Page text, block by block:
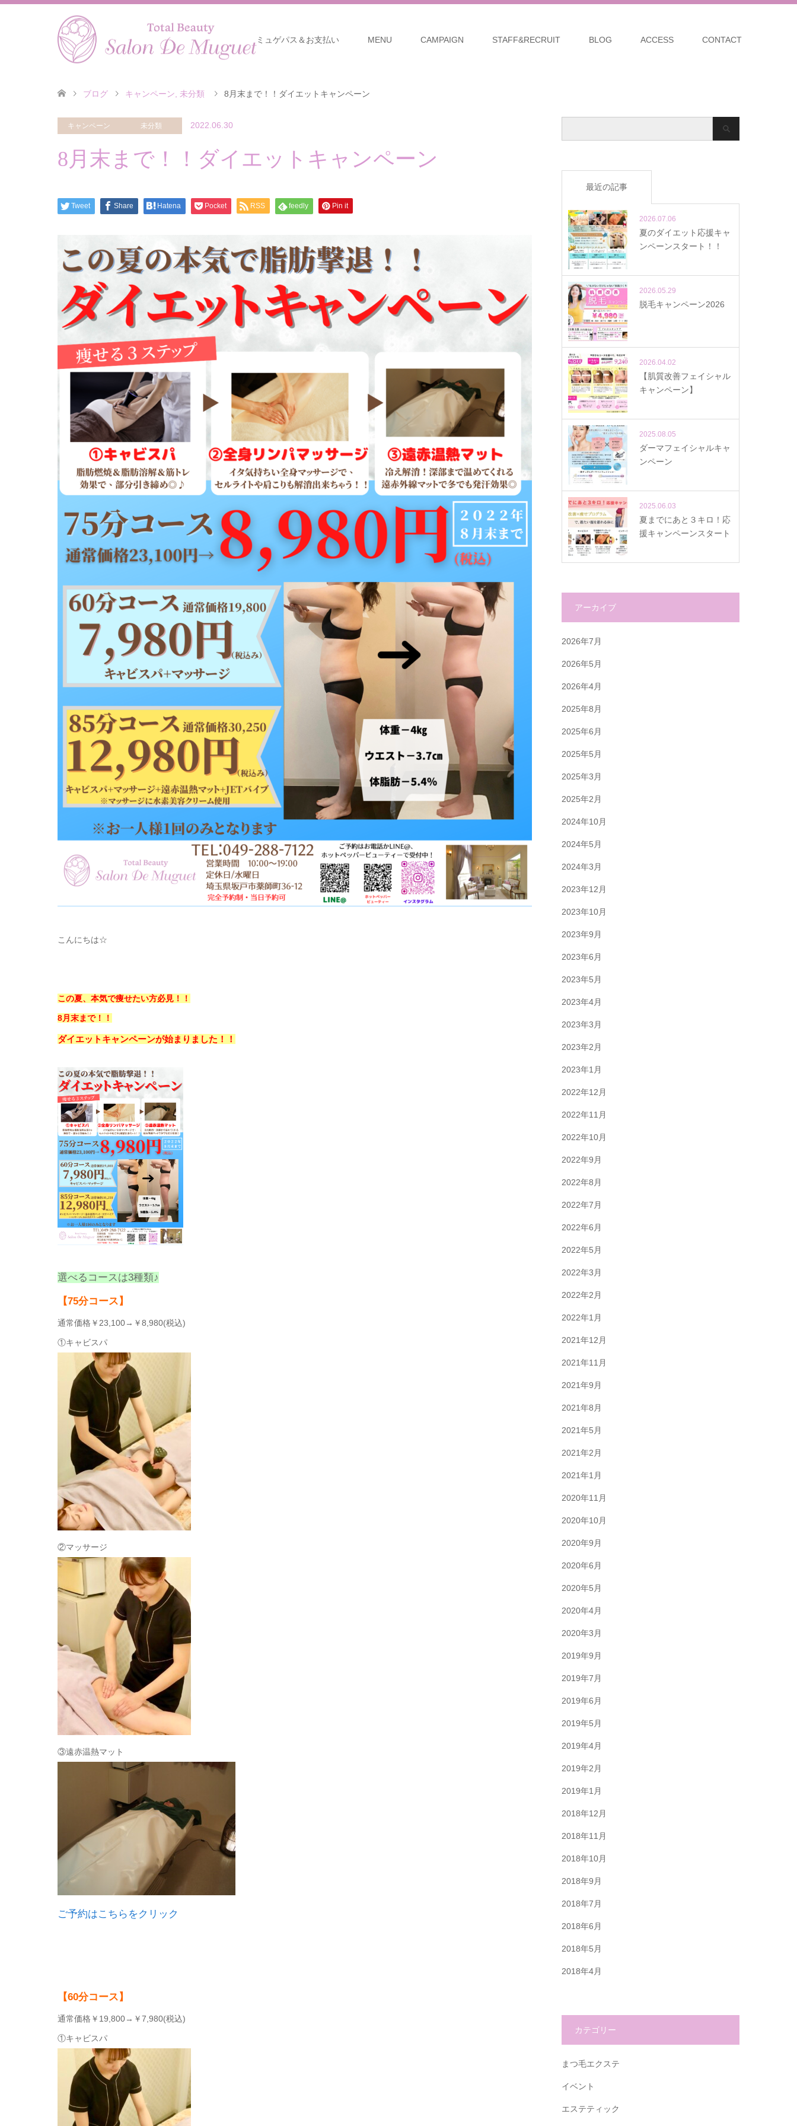
ミュゲパス＆お支払い MENU CAMPAIGN STAFF&RECRUIT BLOG ACCESS CONTACT
ブログ キャンペーン 未分類 8月末まで！！ダイエットキャンペーン
キャンペーン 未分類 2022.06.30
8月末まで！！ダイエットキャンペーン
Tweet Share Hatena Pocket RSS feedly Pin it
こんにちは☆
この夏、本気で痩せたい方必見！！
8月末まで！！
ダイエットキャンペーンが始まりました！！
選べるコースは3種類♪
【75分コース】
通常価格￥23,100→￥8,980(税込)
①キャビスパ
②マッサージ
③遠赤温熱マット
ご予約はこちらをクリック
【60分コース】
通常価格￥19,800→￥7,980(税込)
①キャビスパ
最近の記事
2026.07.06
夏のダイエット応援キャ
ンペーンスタート！！
2026.05.29
脱毛キャンペーン2026
2026.04.02
【肌質改善フェイシャル
キャンペーン】
2025.08.05
ダーマフェイシャルキャ
ンペーン
2025.06.03
夏までにあと３キロ！応
援キャンペーンスタート
アーカイブ
2026年7月
2026年5月
2026年4月
2025年8月
2025年6月
2025年5月
2025年3月
2025年2月
2024年10月
2024年5月
2024年3月
2023年12月
2023年10月
2023年9月
2023年6月
2023年5月
2023年4月
2023年3月
2023年2月
2023年1月
2022年12月
2022年11月
2022年10月
2022年9月
2022年8月
2022年7月
2022年6月
2022年5月
2022年3月
2022年2月
2022年1月
2021年12月
2021年11月
2021年9月
2021年8月
2021年5月
2021年2月
2021年1月
2020年11月
2020年10月
2020年9月
2020年6月
2020年5月
2020年4月
2020年3月
2019年9月
2019年7月
2019年6月
2019年5月
2019年4月
2019年2月
2019年1月
2018年12月
2018年11月
2018年10月
2018年9月
2018年7月
2018年6月
2018年5月
2018年4月
カテゴリー
まつ毛エクステ
イベント
エステティック